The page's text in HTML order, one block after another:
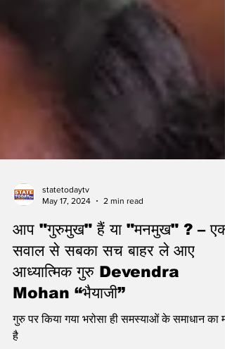
statetodaytv
May 17, 2024
2 min read
आप "गुरुमुख" हैं या "मनमुख" ? – एक
सवाल से सबका सच बाहर ले आए
आध्यात्मिक गुरु Devendra
Mohan “भैयाजी”